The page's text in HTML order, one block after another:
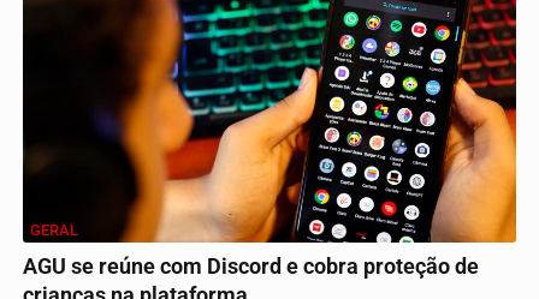
GERAL
AGU se reúne com Discord e cobra proteção de